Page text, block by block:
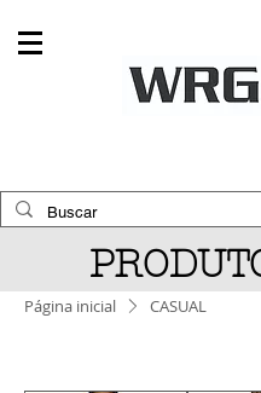
Página inicial CASUAL